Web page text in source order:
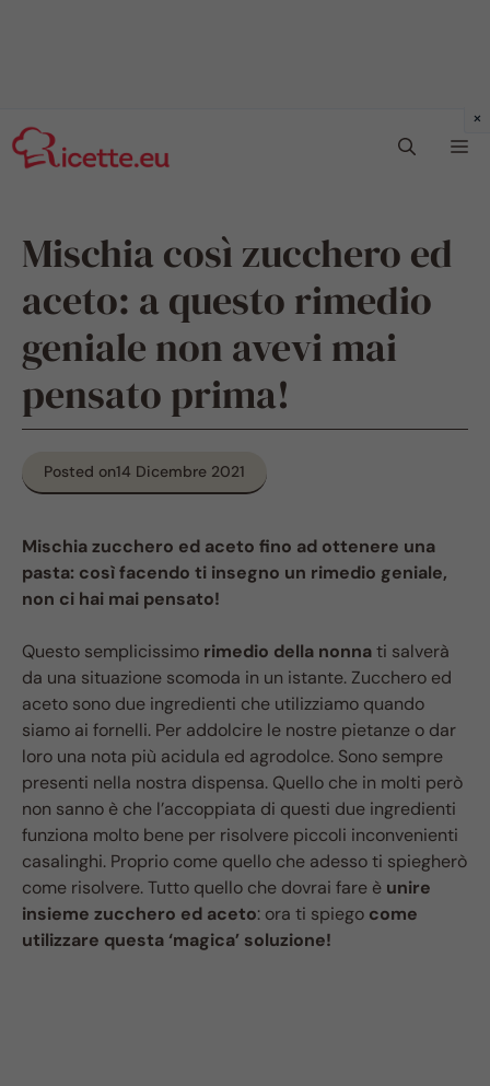
al
contenuto
Mischia così zucchero ed
aceto: a questo rimedio
geniale non avevi mai
pensato prima!
Posted on14 Dicembre 2021
Mischia zucchero ed aceto fino ad ottenere una
pasta: così facendo ti insegno un rimedio geniale,
non ci hai mai pensato!
Questo semplicissimo rimedio della nonnati salverà
da una situazione scomoda in un istante. Zucchero ed
aceto sono due ingredienti che utilizziamo quando
siamo ai fornelli. Per addolcire le nostre pietanze o dar
loro una nota più acidula ed agrodolce. Sono sempre
presenti nella nostra dispensa. Quello che in molti però
non sanno è che l’accoppiata di questi due ingredienti
funziona molto bene per risolvere piccoli inconvenienti
casalinghi. Proprio come quello che adesso ti spiegherò
come risolvere. Tutto quello che dovrai fare è unire
insieme zucchero ed aceto: ora ti spiego come
utilizzare questa ‘magica’ soluzione!